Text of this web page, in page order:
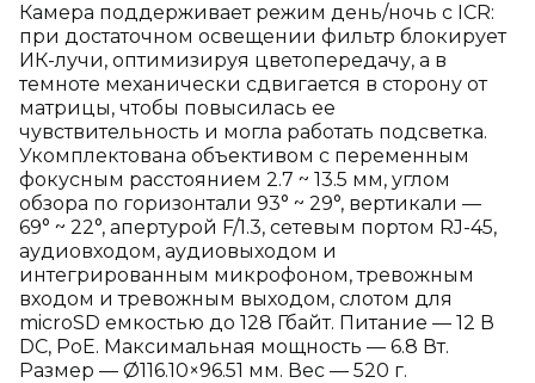
Камера поддерживает режим день/ночь с ICR:
при достаточном освещении фильтр блокирует
ИК-лучи, оптимизируя цветопередачу, а в
темноте механически сдвигается в сторону от
матрицы, чтобы повысилась ее
чувствительность и могла работать подсветка.
Укомплектована объективом с переменным
фокусным расстоянием 2.7 ~ 13.5 мм, углом
обзора по горизонтали 93° ~ 29°, вертикали —
69° ~ 22°, апертурой F/1.3, сетевым портом RJ-45,
аудиовходом, аудиовыходом и
интегрированным микрофоном, тревожным
входом и тревожным выходом, слотом для
microSD емкостью до 128 Гбайт. Питание — 12 В
DC, PoE. Максимальная мощность — 6.8 Вт.
Размер — Ø116.10×96.51 мм. Вес — 520 г.